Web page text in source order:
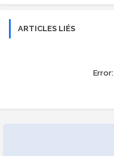
ARTICLES LIÉS
Error: